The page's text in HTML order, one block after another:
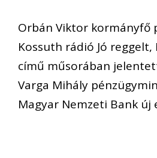
Orbán Viktor kormányfő
Kossuth rádió Jó reggelt,
című műsorában
Varga Mihály
Magyar Nemzeti Bank új